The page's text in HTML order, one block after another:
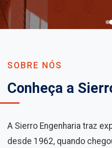
SOBRE NÓS
Conheça a
A Sierro Engenharia traz
desde 1962, quando